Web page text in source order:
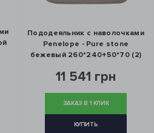
Пододеяльник с наволочками
Penelope - Pure stone
бежевый 260*240+50*70 (2)
11 541 грн
ЗАКАЗ В 1 КЛИК
КУПИТЬ